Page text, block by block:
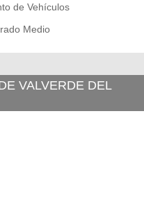
de Vehículos
Medio
VALVERDE DEL